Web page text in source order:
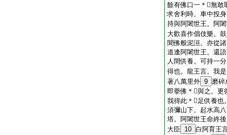
餘有佛口一＊𣯃無
求舍利時。車中投
持與阿闍世王。阿
大歡喜作倡伎樂。
聞佛般泥洹。亦從
道逢阿闍世王。還
人間供養。可持一
得也。龍王言。我
著八萬里外 9 磨碎
即擧佛＊𣯃與之。
我得此＊𣯃足供養
須彌山下。起水高
塔。阿闍世王命終
大臣
10 白阿育王